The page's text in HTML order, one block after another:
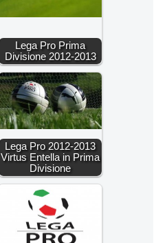
Lega Pro Prima
Divisione 2012-2013
Lega Pro 2012-2013
Virtus Entella in Prima
Divisione